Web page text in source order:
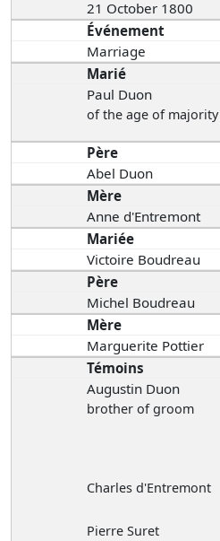
21 October 1800
Événement
Marriage
Marié
Paul Duon
of the age of majority
Père
Abel Duon
Mère
Anne d'Entremont
Mariée
Victoire Boudreau
Père
Michel Boudreau
Mère
Marguerite Pottier
Témoins
Augustin Duon
brother of groom
Charles d'Entremont
Pierre Suret